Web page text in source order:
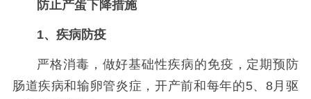
防止产蛋下降措施
1、疾病防疫
严格消毒，做好基础性疾病的免疫，定期预防
肠道疾病和输卵管炎症，开产前和每年的5、8月驱